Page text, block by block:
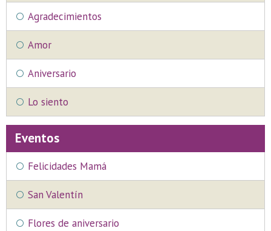
Agradecimientos
Amor
Aniversario
Lo siento
Eventos
Felicidades Mamá
San Valentín
Flores de aniversario